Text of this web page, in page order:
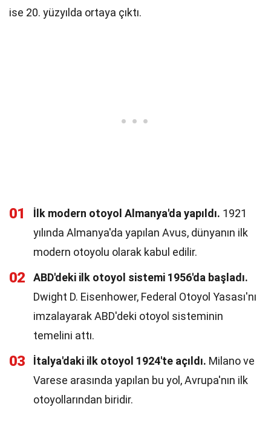
ise 20. yüzyılda ortaya çıktı.
01 İlk modern otoyol Almanya'da yapıldı. 1921
yılında Almanya'da yapılan Avus, dünyanın ilk
modern otoyolu olarak kabul edilir.
02
ABD'deki ilk otoyol sistemi 1956'da başladı.
Dwight D. Eisenhower, Federal Otoyol Yasası'nı
imzalayarak ABD'deki otoyol sisteminin
temelini attı.
03 İtalya'daki ilk otoyol 1924'te açıldı. Milano ve
Varese arasında yapılan bu yol, Avrupa'nın ilk
otoyollarından biridir.